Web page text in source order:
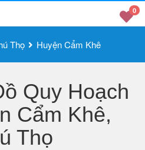
0
Thọ Huyện Cẩm Khê
Quy Hoạch
Cẩm Khê,
Thọ